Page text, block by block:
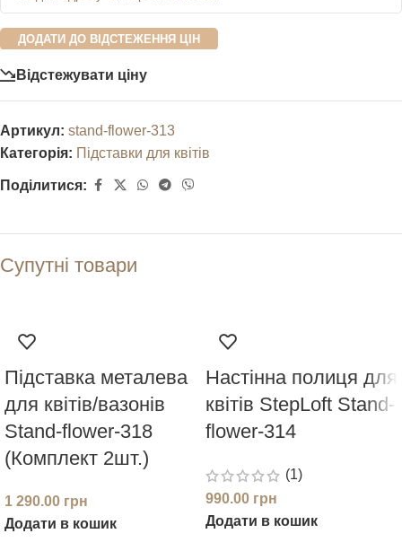
ДОДАТИ ДО ВІДСТЕЖЕННЯ ЦІН
Відстежувати ціну
Артикул: stand-flower-313
Категорія: Підставки для квітів
Поділитися:
Супутні товари
Підставка металева
для квітів/вазонів
Stand-flower-318
(Комплект 2шт.)
1 290.00 грн
Додати в кошик
Настінна полиця для
квітів StepLoft Stand-
flower-314
(1)
990.00 грн
Додати в кошик